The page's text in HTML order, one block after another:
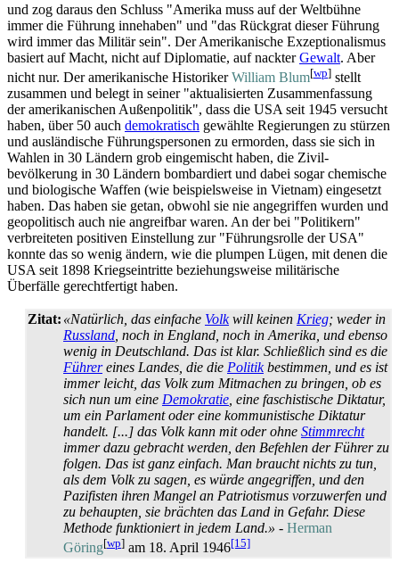
und zog daraus den Schluss "Amerika muss auf der Weltbühne
immer die Führung innehaben" und "das Rückgrat dieser Führung
wird immer das Militär sein". Der Amerikanische Exzeptionalismus
basiert auf Macht, nicht auf Diplomatie, auf nackterGewalt. Aber
nicht nur. Der amerikanische HistorikerWilliam Blum[wp] stellt
zusammen und belegt in seiner "aktualisierten Zusammen­fassung
der amerikanischen Außenpolitik", dass die USA seit 1945 versucht
haben, über 50 auch demokratisch gewählte Regierungen zu stürzen
und ausländische Führungs­personen zu ermorden, dass sie sich in
Wahlen in 30 Ländern grob eingemischt haben, die Zivil­
bevölkerung in 30 Ländern bombardiert und dabei sogar chemische
und biologische Waffen (wie beispielsweise in Vietnam) eingesetzt
haben. Das haben sie getan, obwohl sie nie angegriffen wurden und
geopolitisch auch nie angreifbar waren. An der bei "Politikern"
verbreiteten positiven Einstellung zur "Führungsrolle der USA"
konnte das so wenig ändern, wie die plumpen Lügen, mit denen die
USA seit 1898 Kriegseintritte beziehungsweise militärische
Überfälle gerechtfertigt haben.
Zitat: «Natürlich, das einfache Volkwill keinen Krieg; weder in
Russland , noch in England, noch in Amerika, und ebenso
wenig in Deutschland. Das ist klar. Schließlich sind es die
Führereines Landes, die die Politikbestimmen, und es ist
immer leicht, das Volk zum Mitmachen zu bringen, ob es
sich nun um eine Demokratie , eine faschistische Diktatur,
um ein Parlament oder eine kommunistische Diktatur
handelt. [...] das Volk kann mit oder ohne Stimmrecht
immer dazu gebracht werden, den Befehlen der Führer zu
folgen. Das ist ganz einfach. Man braucht nichts zu tun,
als dem Volk zu sagen, es würde angegriffen, und den
Pazifisten ihren Mangel an Patriotismus vorzuwerfen und
zu behaupten, sie brächten das Land in Gefahr. Diese
Methode funktioniert in jedem Land.» - Herman
Göring[wp] am 18. April 1946[15]